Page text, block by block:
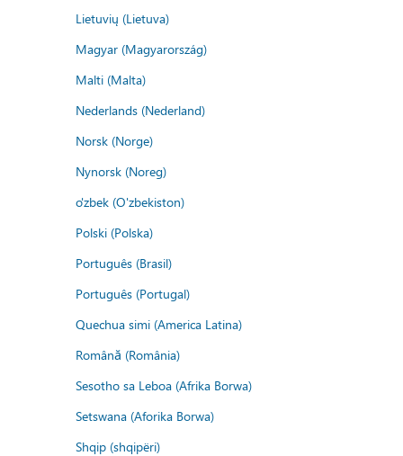
Lietuvių (Lietuva)
Magyar (Magyarország)
Malti (Malta)
Nederlands (Nederland)
Norsk (Norge)
Nynorsk (Noreg)
o'zbek (O'zbekiston)
Polski (Polska)
Português (Brasil)
Português (Portugal)
Quechua simi (America Latina)
Română (România)
Sesotho sa Leboa (Afrika Borwa)
Setswana (Aforika Borwa)
Shqip (shqipëri)